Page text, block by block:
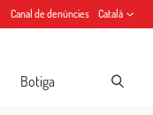
Canal de denúncies Català
Botiga